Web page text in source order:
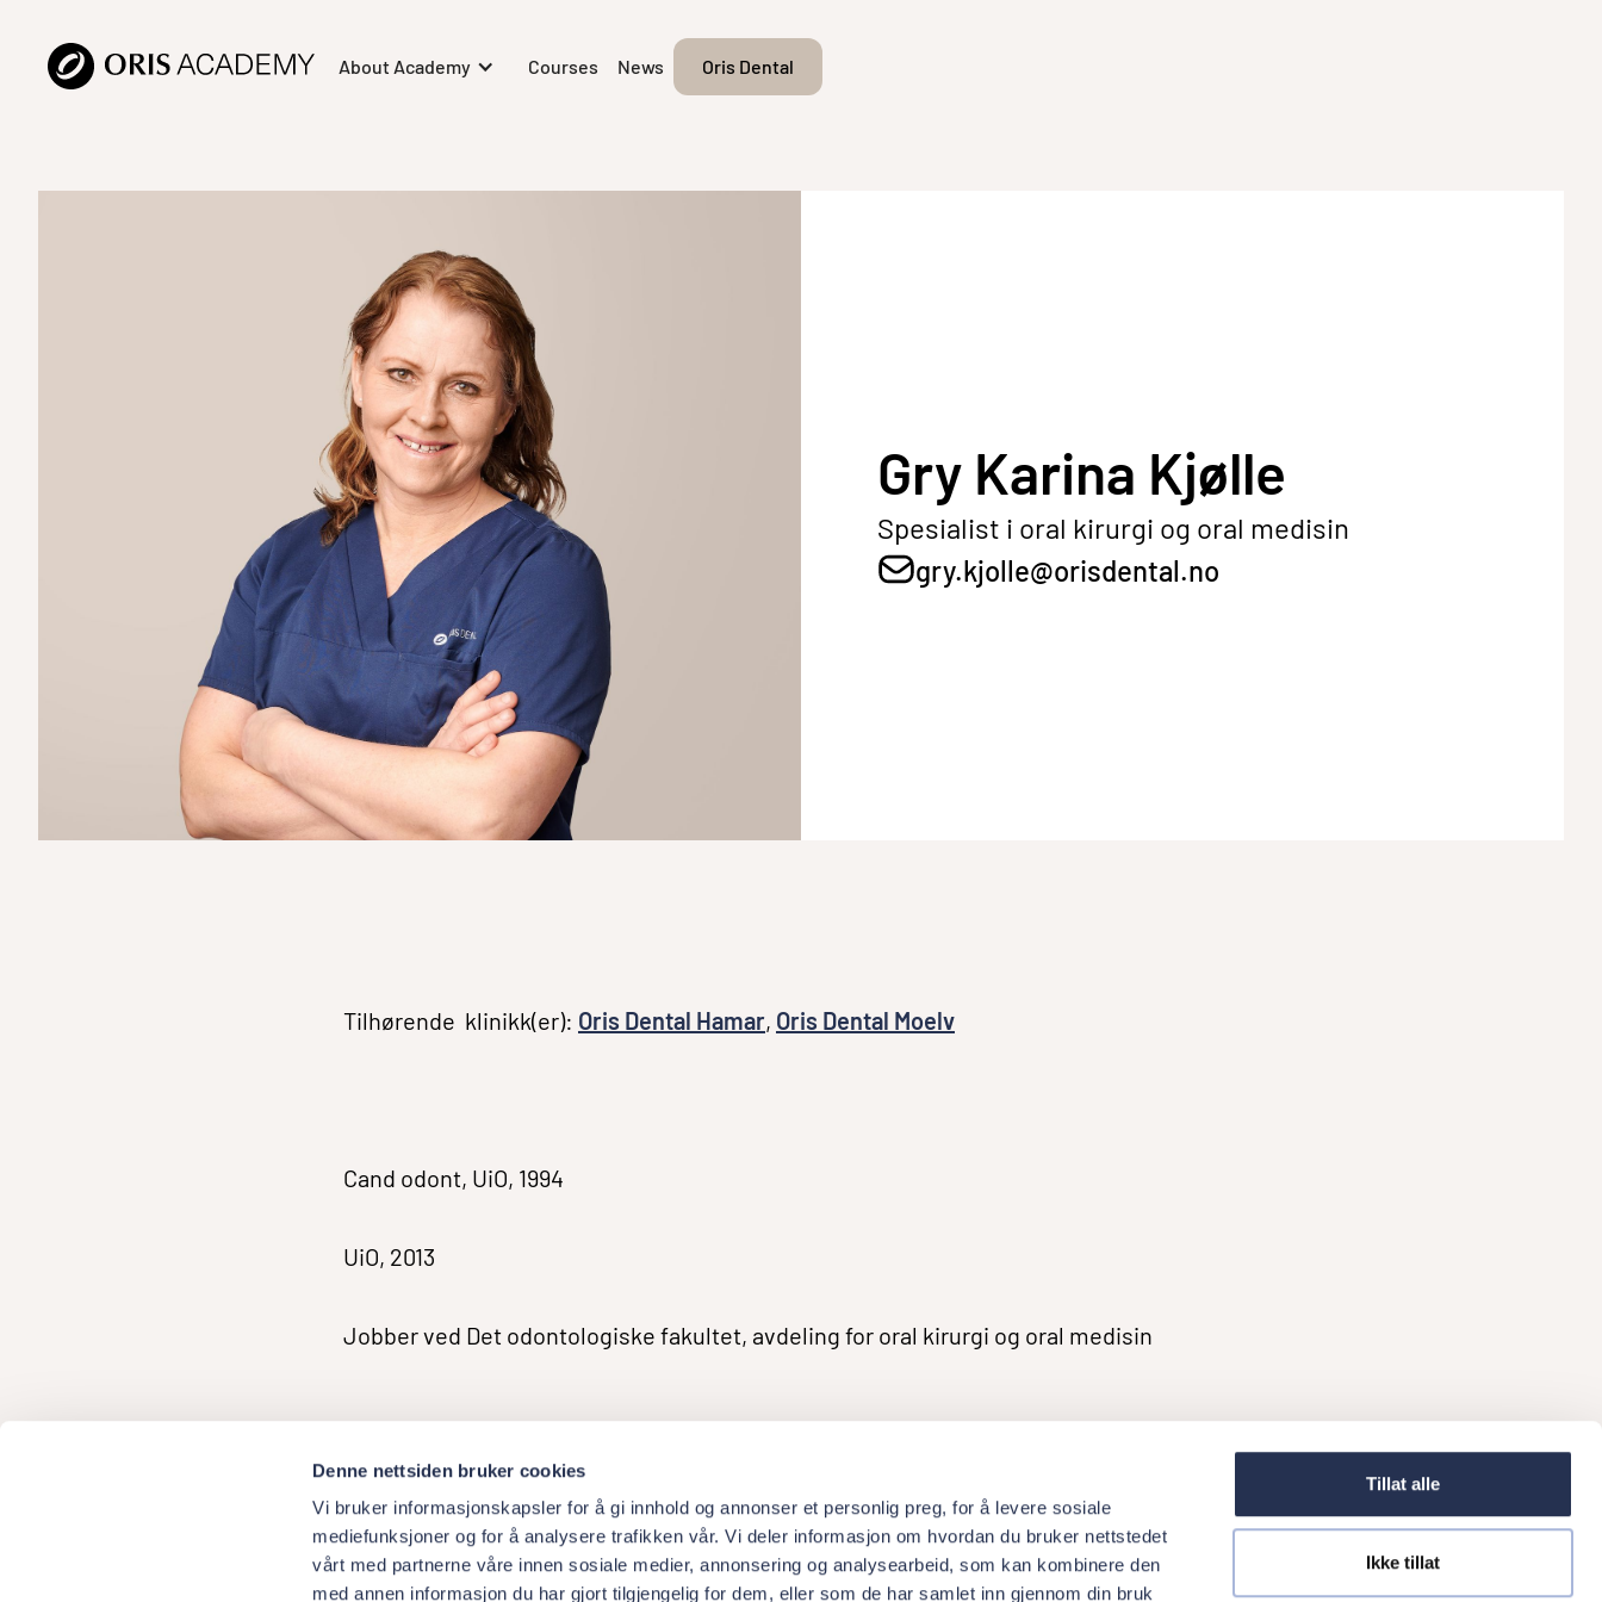
Denne nettsiden bruker cookies
Vi bruker informasjonskapsler for å gi innhold og annonser et personlig preg, for å levere sosiale
mediefunksjoner og for å analysere trafikken vår. Vi deler informasjon om hvordan du bruker nettstedet
vårt med partnerne våre innen sosiale medier, annonsering og analysearbeid, som kan kombinere den
med annen informasjon du har gjort tilgjengelig for dem, eller som de har samlet inn gjennom din bruk
Tillat alle
Ikke tillat
About Academy Courses News Oris Dental
Gry Karina Kjølle
Spesialist i oral kirurgi og oral medisin
gry.kjolle@orisdental.no
Tilhørende klinikk(er): Oris Dental Hamar, Oris Dental Moelv
Cand odont, UiO, 1994
UiO, 2013
Jobber ved Det odontologiske fakultet, avdeling for oral kirurgi og oral medisin
About AcademyWork at Oris Dental News Oris Dental